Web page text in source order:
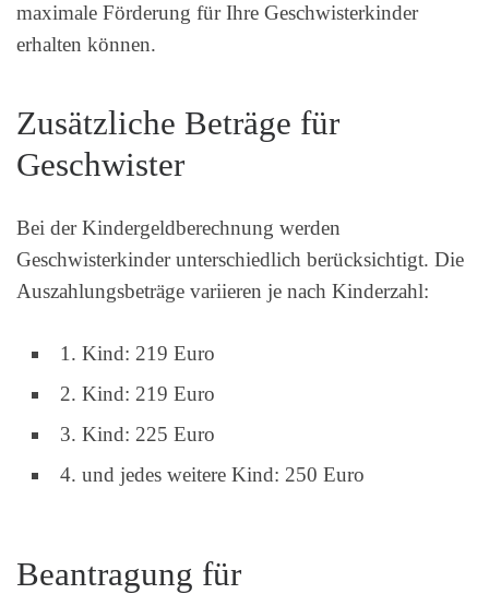
maximale Förderung für Ihre Geschwisterkinder
erhalten können.
Zusätzliche Beträge für
Geschwister
Bei der Kindergeldberechnung werden
Geschwisterkinder unterschiedlich berücksichtigt. Die
Auszahlungsbeträge variieren je nach Kinderzahl:
1. Kind: 219 Euro
2. Kind: 219 Euro
3. Kind: 225 Euro
4. und jedes weitere Kind: 250 Euro
Beantragung für